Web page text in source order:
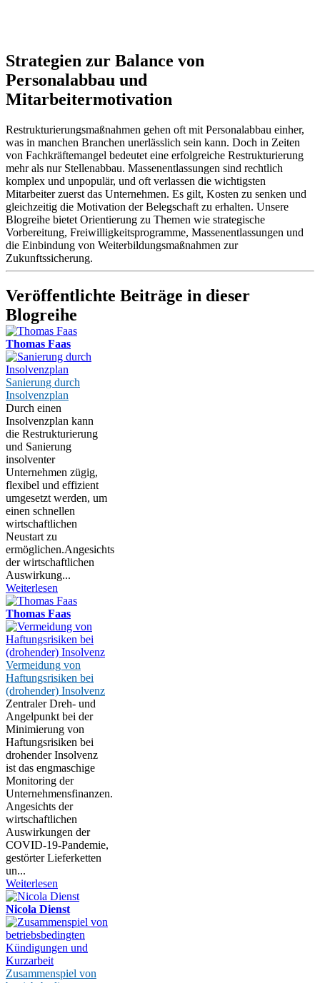
Strategien zur Balance von
Personalabbau und
Mitarbeitermotivation
Restrukturierungsmaßnahmen gehen oft mit Personalabbau einher,
was in manchen Branchen unerlässlich sein kann. Doch in Zeiten
von Fachkräftemangel bedeutet eine erfolgreiche Restrukturierung
mehr als nur Stellenabbau. Massenentlassungen sind rechtlich
komplex und unpopulär, und oft verlassen die wichtigsten
Mitarbeiter zuerst das Unternehmen. Es gilt, Kosten zu senken und
gleichzeitig die Motivation der Belegschaft zu erhalten. Unsere
Blogreihe bietet Orientierung zu Themen wie strategische
Vorbereitung, Freiwilligkeitsprogramme, Massenentlassungen und
die Einbindung von Weiterbildungsmaßnahmen zur
Zukunftssicherung.
Veröffentlichte Beiträge in dieser
Blogreihe
Thomas Faas
Sanierung durch
Insolvenzplan
Durch einen
Insolvenzplan kann
die Restrukturierung
und Sanierung
insolventer
Unternehmen zügig,
flexibel und effizient
umgesetzt werden, um
einen schnellen
wirtschaftlichen
Neustart zu
ermöglichen.Angesichts
der wirtschaftlichen
Auswirkung...
Weiterlesen
Thomas Faas
Vermeidung von
Haftungsrisiken bei
(drohender) Insolvenz
Zentraler Dreh- und
Angelpunkt bei der
Minimierung von
Haftungsrisiken bei
drohender Insolvenz
ist das engmaschige
Monitoring der
Unternehmensfinanzen.
Angesichts der
wirtschaftlichen
Auswirkungen der
COVID-19-Pandemie,
gestörter Lieferketten
un...
Weiterlesen
Nicola Dienst
Zusammenspiel von